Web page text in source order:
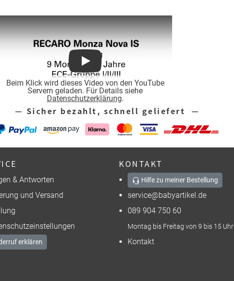
Beim Klick wird dieses Video von den YouTube
Servern geladen. Für Details siehe
Datenschutzerklärung.
Play
— Sicher bezahlt, schnell geliefert —
& Antworten
und Versand
erklären
KONTAKT
Hilfe zu meiner Bestellung
service@babyartikel.de
089 904 750 60
Montag bis Freitag von 9 bis 15 Uhr
Kontakt